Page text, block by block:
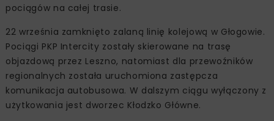
pociągów na całej trasie.
22 września zamknięto zalaną linię kolejową w Głogowie.
Pociągi PKP Intercity zostały skierowane na trasę
objazdową przez Leszno, natomiast dla przewoźników
regionalnych została uruchomiona zastępcza
komunikacja autobusowa. W dalszym ciągu wyłączony z
użytkowania jest dworzec Kłodzko Główne.